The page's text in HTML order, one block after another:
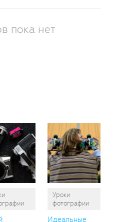
пока нет
Уроки
фотографии
Идеальные